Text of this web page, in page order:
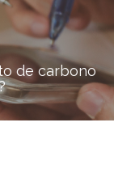
de carbono